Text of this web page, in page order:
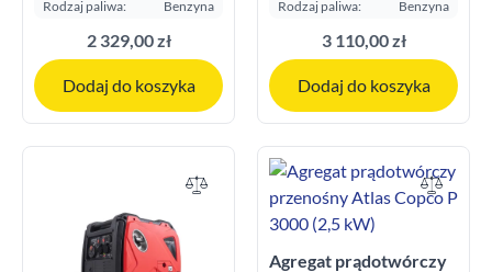
Rodzaj paliwa:
Benzyna
2 329,00 zł
Dodaj do koszyka
Rodzaj paliwa:
Benzyna
3 110,00 zł
Dodaj do koszyka
Agregat prądotwórczy